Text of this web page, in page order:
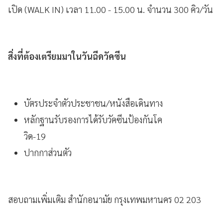
เปิด (WALK IN) เวลา 11.00 - 15.00 น. จำนวน 300 คิว/วัน
สิ่งที่ต้องเตรียมมาในวันฉีดวัคซีน
บัตรประจำตัวประชาชน/หนังสือเดินทาง
หลักฐานรับรองการได้รับวัคซีนป้องกันโค
วิด-19
ปากกาส่วนตัว
สอบถามเพิ่มเติม สำนักอนามัย กรุงเทพมหานคร 02 203